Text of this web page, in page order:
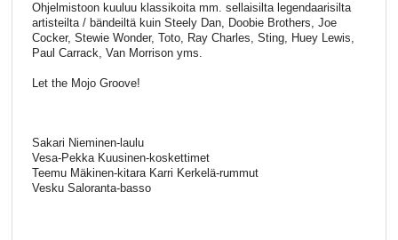
Ohjelmistoon kuuluu klassikoita mm. sellaisilta legendaarisilta
artisteilta / bändeiltä kuin Steely Dan, Doobie Brothers, Joe
Cocker, Stewie Wonder, Toto, Ray Charles, Sting, Huey Lewis,
Paul Carrack, Van Morrison yms.
Let the Mojo Groove!
Sakari Nieminen-laulu
Vesa-Pekka Kuusinen-koskettimet
Teemu Mäkinen-kitara Karri Kerkelä-rummut
Vesku Saloranta-basso